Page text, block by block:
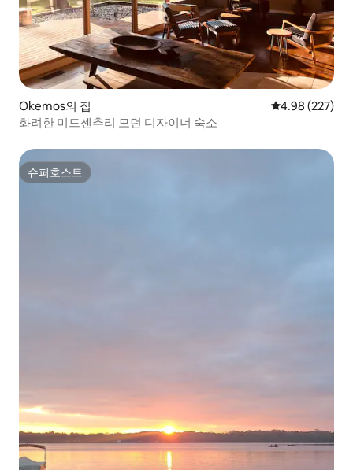
Okemos의 집 평점 4.98점(5
4.98 (227)
화려한 미드센추리 모던 디자이너 숙소
슈퍼호스트
슈퍼호스트